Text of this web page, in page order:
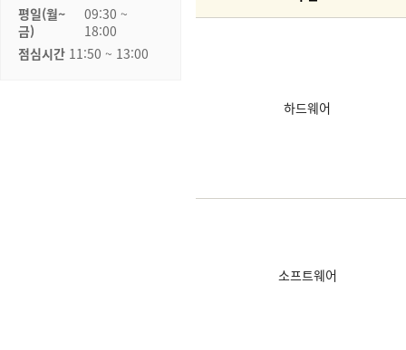
평일(월~
금)
09:30 ~
18:00
점심시간 11:50 ~ 13:00
하드웨어
소프트웨어